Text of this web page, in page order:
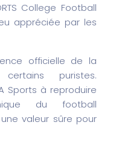
College Football
appréciée par les
officielle de la
puristes.
Sports à reproduire
du football
valeur sûre pour